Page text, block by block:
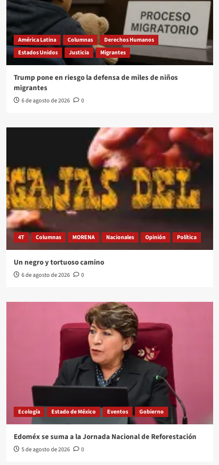
América Latina Columnas
Derechos Humanos
Estados Unidos
Justicia Migrantes
Trump pone en riesgo la defensa de miles de niños
migrantes
6 de agosto de 2026 0
4T Columnas MORENA Nacionales Opinión Política
Un negro y tortuoso camino
6 de agosto de 2026 0
Ecología Estado de México Eventos Gobierno
Edoméx se suma a la Jornada Nacional de Reforestación
5 de agosto de 2026 0